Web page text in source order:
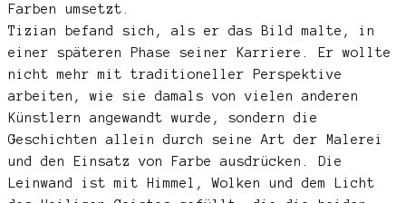
Farben umsetzt.
Tizian befand sich, als er das Bild malte, in
einer späteren Phase seiner Karriere. Er wollte
nicht mehr mit traditioneller Perspektive
arbeiten, wie sie damals von vielen anderen
Künstlern angewandt wurde, sondern die
Geschichten allein durch seine Art der Malerei
und den Einsatz von Farbe ausdrücken. Die
Leinwand ist mit Himmel, Wolken und dem Licht